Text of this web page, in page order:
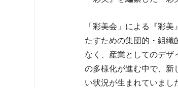
「彩美会」による『彩
たすための集団的・組
なく、産業としてのデザ
の多様化が進む中で、新
い状況が生まれていま